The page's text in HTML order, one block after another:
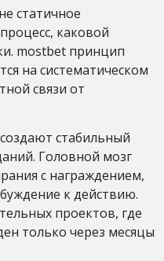
статичное
каковой
mostbet принцип
на систематическом
связи от
стабильный
Головной мозг
с награждением,
к действию.
проектов, где
только через месяцы